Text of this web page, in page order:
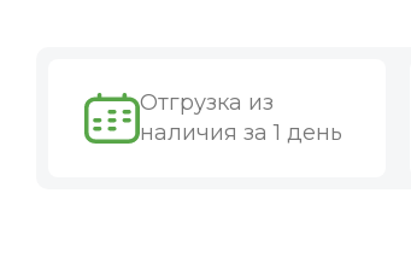
Отгрузка из
наличия за 1 день